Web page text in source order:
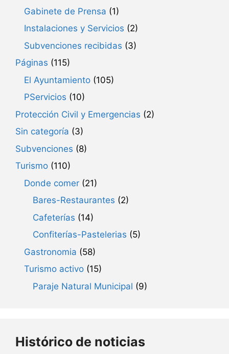
Gabinete de Prensa (1)
Instalaciones y Servicios (2)
Subvenciones recibidas (3)
Páginas (115)
El Ayuntamiento (105)
PServicios (10)
Protección Civil y Emergencias (2)
Sin categoría (3)
Subvenciones (8)
Turismo (110)
Donde comer (21)
Bares-Restaurantes (2)
Cafeterías (14)
Confiterías-Pastelerias (5)
Gastronomia (58)
Turismo activo (15)
Paraje Natural Municipal (9)
Histórico de noticias